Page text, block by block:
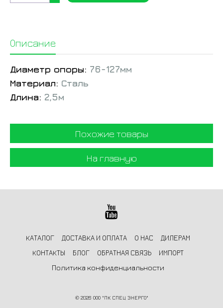
Описание
Диаметр опоры: 76-127мм
Материал: Сталь
Длина: 2,5м
Похожие товары
На главную
КАТАЛОГ ДОСТАВКА И ОПЛАТА О НАС
ДИЛЕРАМ
КОНТАКТЫ
БЛОГ ОБРАТНАЯ СВЯЗЬ
ИМПОРТ
Политика конфиденциальности
© 2026 ООО "ПК СПЕЦ ЭНЕРГО"